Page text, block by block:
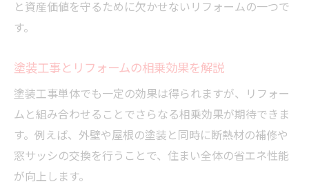
と資産価値を守るために欠かせないリフォームの一つで
す。
塗装工事とリフォームの相乗効果を解説
塗装工事単体でも一定の効果は得られますが、リフォー
ムと組み合わせることでさらなる相乗効果が期待できま
す。例えば、外壁や屋根の塗装と同時に断熱材の補修や
窓サッシの交換を行うことで、住まい全体の省エネ性能
が向上します。